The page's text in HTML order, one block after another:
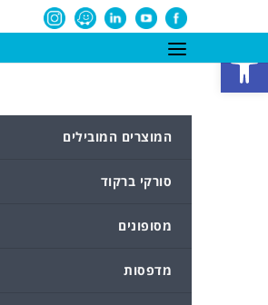
פתח סרגל נגישות
המוצרים המובילים
סורקי ברקוד
מסופונים
מדפסות